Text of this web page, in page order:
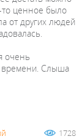
то ценное было
от других людей
очень
времени. Слыша
1728